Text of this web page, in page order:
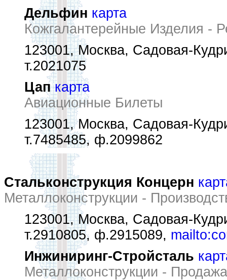
Дельфин карта
Кожгалантерейные Изделия -
123001, Москва, Садовая-
т.2021075
Цап карта
Авиационные Билеты
123001, Москва, Садовая-
т.7485485, ф.2099862
Стальконструкция Концерн
Металлоконструкции -
123001, Москва, Садовая-
т.2910805, ф.2915089,
Инжиниринг-Стройсталь
Металлоконструкции -